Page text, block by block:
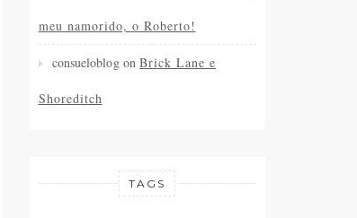
meu namorido, o Roberto!
consueloblogonBrick Lane e
Shoreditch
TAGS